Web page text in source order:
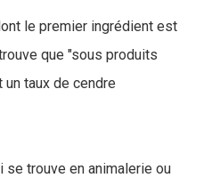
le premier ingrédient est
que "sous produits
taux de cendre
se trouve en animalerie ou